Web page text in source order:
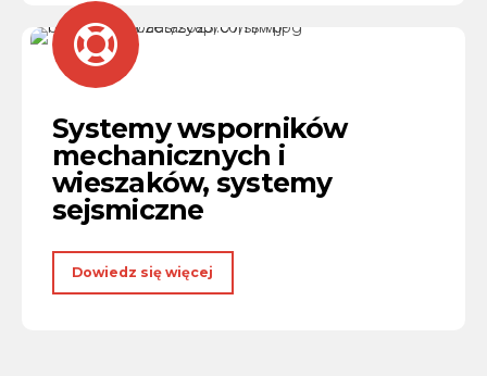
Systemy wsporników
mechanicznych i
wieszaków, systemy
sejsmiczne
Dowiedz się więcej